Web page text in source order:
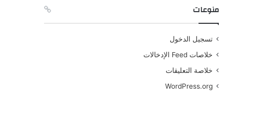
عن منوعات
تسجيل الدخول
خلاصات Feed الإدخالات
خلاصة التعليقات
WordPress.org